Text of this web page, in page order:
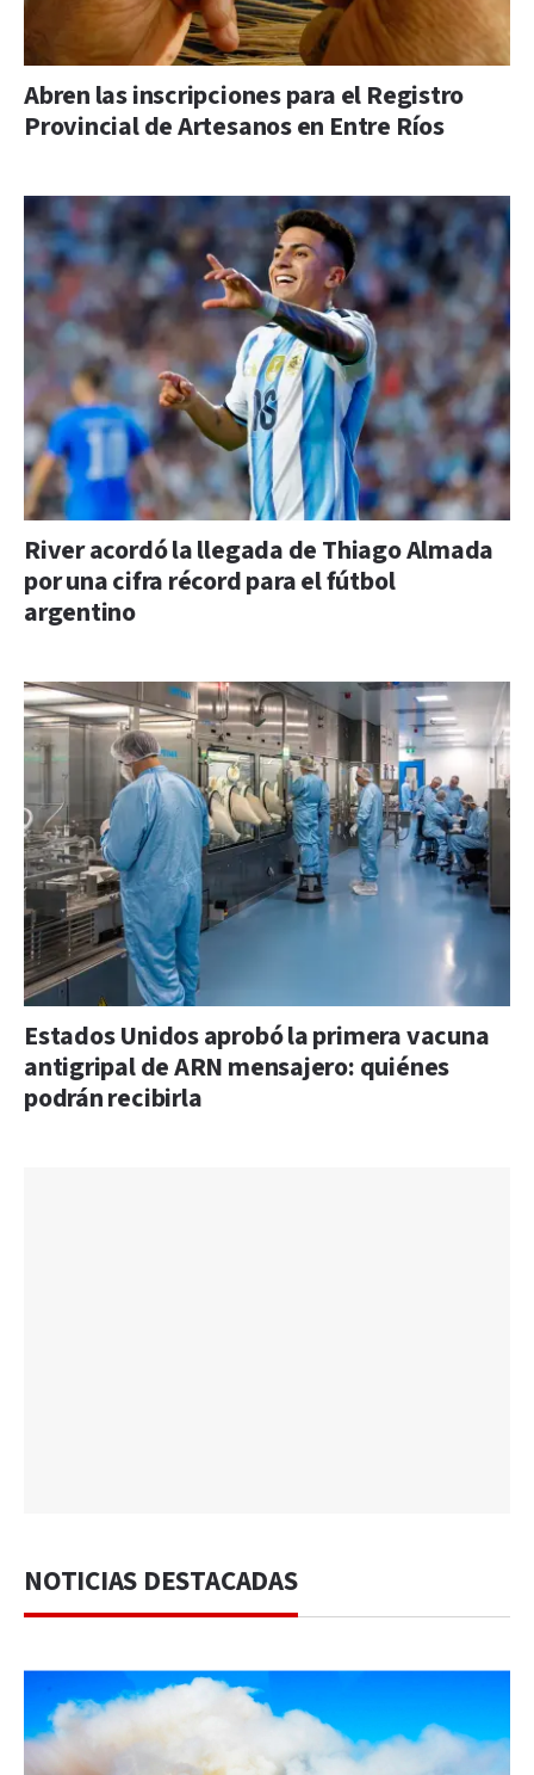
Abren las inscripciones para el Registro
Provincial de Artesanos en Entre Ríos
River acordó la llegada de Thiago Almada
por una cifra récord para el fútbol
argentino
Estados Unidos aprobó la primera vacuna
antigripal de ARN mensajero: quiénes
podrán recibirla
NOTICIAS DESTACADAS